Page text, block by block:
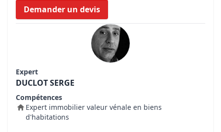
Demander un devis
Expert
DUCLOT SERGE
Compétences
Expert immobilier valeur vénale en biens
d'habitations